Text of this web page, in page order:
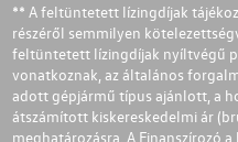
** A feltüntetett lízingdíjak
részéről semmilyen
feltüntetett lízingdíjak nyíltvégű
vonatkoznak, az általános
adott gépjármű típus ajánlott, a
átszámított kiskereskedelmi ár
meghatározásra. A Finanszírozó